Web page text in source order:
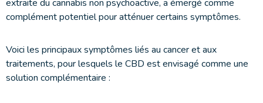
extraite du cannabis non psychoactive, a émergé comme
complément potentiel pour atténuer certains symptômes.
Voici les principaux symptômes liés au cancer et aux
traitements, pour lesquels le CBD est envisagé comme une
solution complémentaire :